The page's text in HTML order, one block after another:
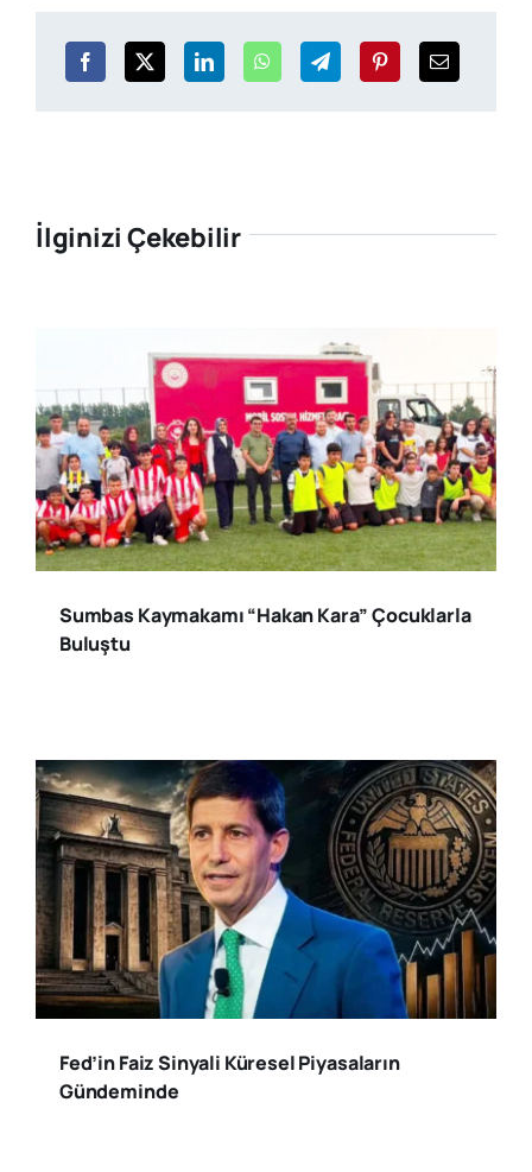
İlginizi Çekebilir
Sumbas Kaymakamı “Hakan Kara” Çocuklarla
Buluştu
Fed’in Faiz Sinyali Küresel Piyasaların
Gündeminde